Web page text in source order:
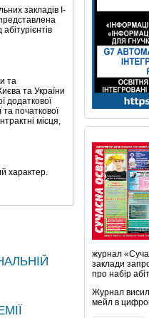
закладів І-
представлена
та
та України
додаткової
початкової
місця,
характер.
журнал
заклади
про набір
Журнал
мейл в